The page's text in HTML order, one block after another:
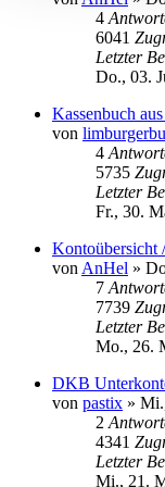
4
6041
Letzter
Do., 03.
Kassenbuch
von
4
5735
Letzter
Fr., 30.
Kontoübersicht
von AnHel »
7
7739
Letzter
Mo., 26.
DKB
von pastix »
2
4341
Letzter
Mi., 21.